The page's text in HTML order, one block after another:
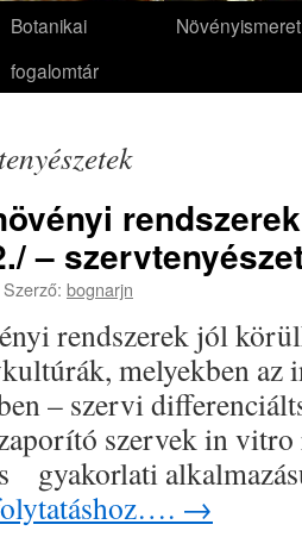
Botanikai
fogalomtár
Növényismeret
–
Szerző: bognarjn
rendszerek jól
melyekben az
– szervi
szervek in
gyakorlati
→